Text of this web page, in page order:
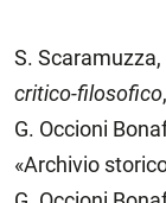
Udine. Il 23
e il ritiro delle
venne
del Friuli, da cui
al comandante
Non volendo
S. Scaramuzza,
critico-filosofico
G. Occioni
«Archivio